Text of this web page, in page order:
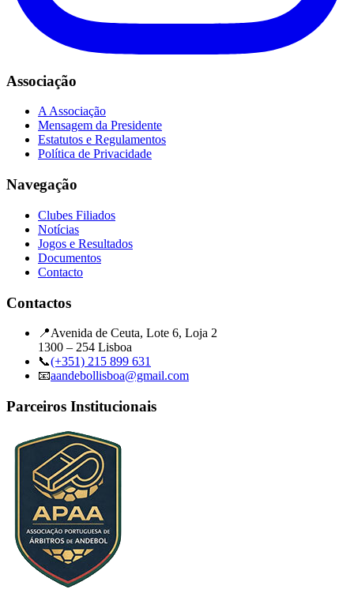
Associação
A Associação
Mensagem da Presidente
Estatutos e Regulamentos
Política de Privacidade
Navegação
Clubes Filiados
Notícias
Jogos e Resultados
Documentos
Contacto
Contactos
📍Avenida de Ceuta, Lote 6, Loja 2
1300 – 254 Lisboa
📞(+351) 215 899 631
📧aandebollisboa@gmail.com
Parceiros Institucionais